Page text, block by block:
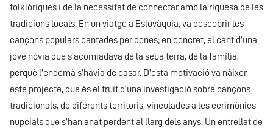
folklòriques i de la necessitat de connectar amb la riquesa de les
tradicions locals. En un viatge a Eslovàquia, va descobrir les
cançons populars cantades per dones; en concret, el cant d’una
jove nóvia que s’acomiadava de la seua terra, de la família,
perquè l’endemà s’havia de casar. D’esta motivació va nàixer
este projecte, que és el fruit d’una investigació sobre cançons
tradicionals, de diferents territoris, vinculades a les cerimònies
nupcials que s’han anat perdent al llarg dels anys. Un entrellat de